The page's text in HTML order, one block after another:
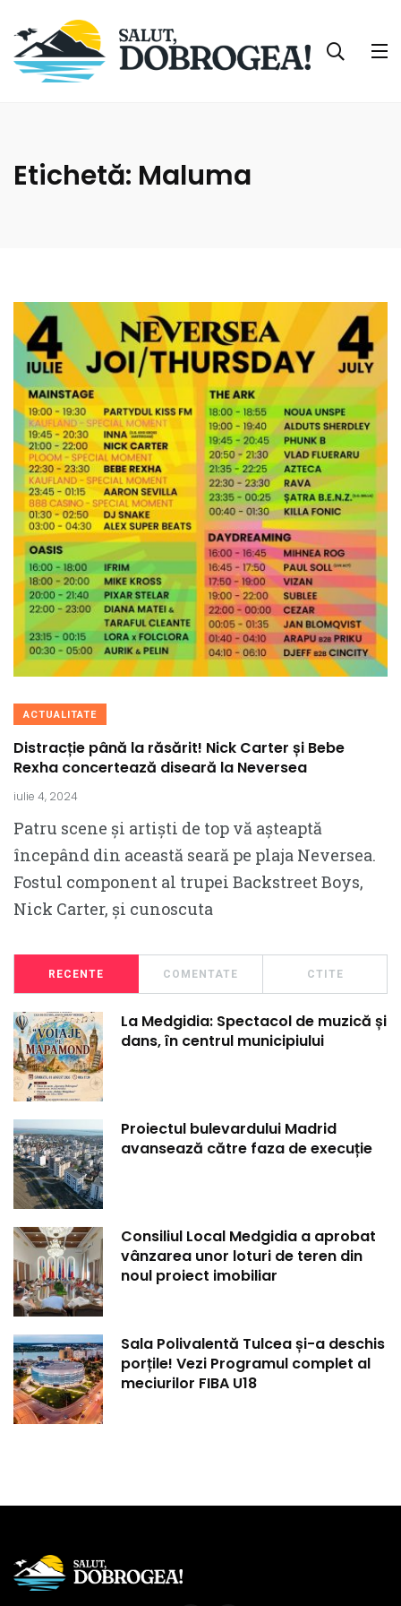
Etichetă: Maluma
ACTUALITATE
Distracție până la răsărit! Nick Carter și Bebe
Rexha concertează diseară la Neversea
iulie 4, 2024
Patru scene și artiști de top vă așteaptă
începând din această seară pe plaja Neversea.
Fostul component al trupei Backstreet Boys,
Nick Carter, și cunoscuta
RECENTE COMENTATE CTITE
La Medgidia: Spectacol de muzică și
dans, în centrul municipiului
Proiectul bulevardului Madrid
avansează către faza de execuție
Consiliul Local Medgidia a aprobat
vânzarea unor loturi de teren din
noul proiect imobiliar
Sala Polivalentă Tulcea și-a deschis
porțile! Vezi Programul complet al
meciurilor FIBA U18